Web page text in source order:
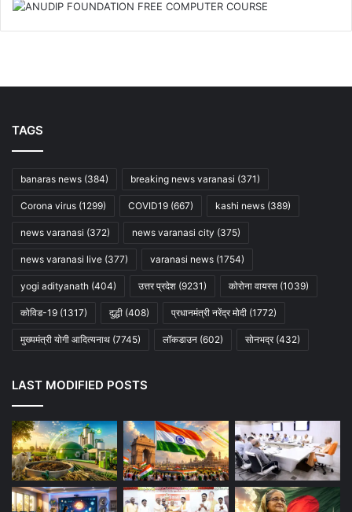
TAGS
banaras news (384) breaking news varanasi (371)
Corona virus (1299) COVID19 (667) kashi news (389)
news varanasi (372) news varanasi city (375)
news varanasi live (377) varanasi news (1754)
yogi adityanath (404) उत्तर प्रदेश (9231) कोरोना वायरस (1039)
कोविड-19 (1317) दुद्धी (408) प्रधानमंत्री नरेंद्र मोदी (1772)
मुख्यमंत्री योगी आदित्यनाथ (7745) लॉकडाउन (602) सोनभद्र(432)
LAST MODIFIED POSTS